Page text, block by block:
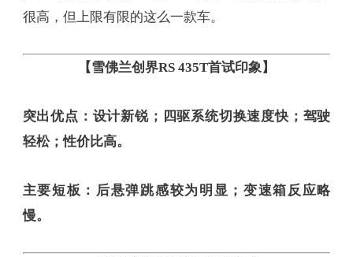
很高，但上限有限的这么一款车。
【雪佛兰创界RS 435T首试印象】
突出优点：设计新锐；四驱系统切换速度快；驾驶
轻松；性价比高。
主要短板：后悬弹跳感较为明显；变速箱反应略
慢。